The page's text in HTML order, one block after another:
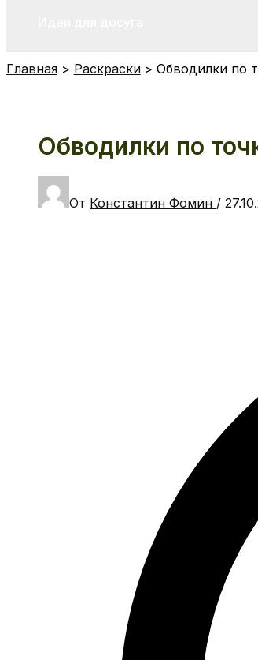
Главная Раскраски Обводилки по
Обводилки по
От Константин Фомин /